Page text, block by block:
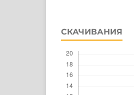
СКАЧИВАНИЯ